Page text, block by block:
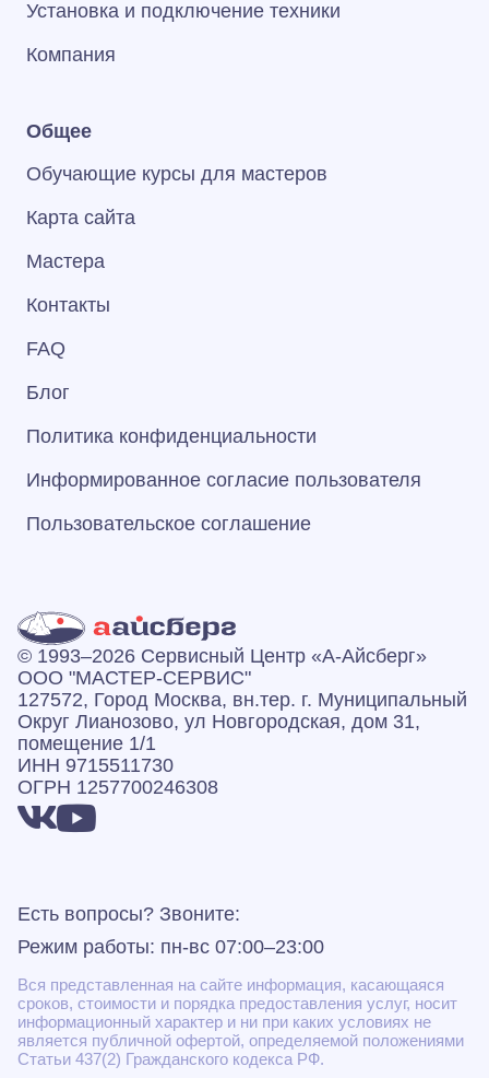
Установка и подключение техники
Компания
Общее
Обучающие курсы для мастеров
Карта сайта
Мастера
Контакты
FAQ
Блог
Политика конфиденциальности
Информированное согласие пользователя
Пользовательское соглашение
© 1993–2026 Сервисный Центр «А‑Айсберг»
ООО "МАСТЕР-СЕРВИС"
127572, Город Москва, вн.тер. г. Муниципальный
Округ Лианозово, ул Новгородская, дом 31,
помещение 1/1
ИНН 9715511730
ОГРН 1257700246308
Есть вопросы? Звоните:
Режим работы: пн-вс 07:00–23:00
Вся представленная на сайте информация, касающаяся
сроков, стоимости и порядка предоставления услуг, носит
информационный характер и ни при каких условиях не
является публичной офертой, определяемой положениями
Статьи 437(2) Гражданского кодекса РФ.